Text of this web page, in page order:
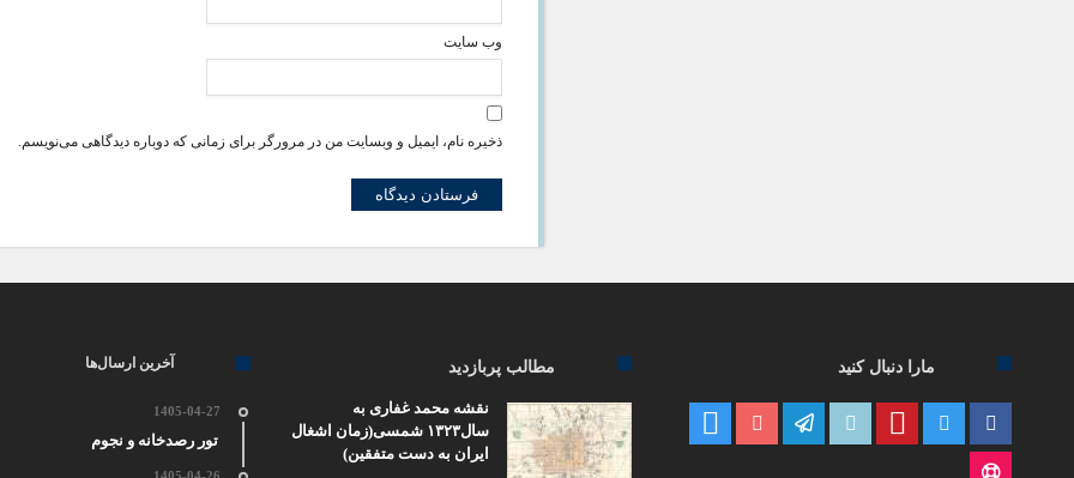
وب‌ سایت
ذخیره نام، ایمیل و وبسایت من در مرورگر برای زمانی که دوباره دیدگاهی می‌نویسم.
مارا دنبال کنید مطالب پربازدید
نقشه محمد غفاری به
سال۱۳۲۳ شمسی(زمان اشغال
ایران به دست متفقین)
آخرین ارسال‌ها
1405-04-27
تور رصدخانه و نجوم